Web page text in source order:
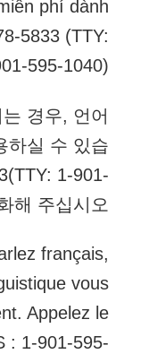
phí dành
5833 (TTY:
595-1040).
경우, 언어
하실 수 있습
1-901-
해 주십시오.
français,
vous
Appelez le
: 1-901-595-